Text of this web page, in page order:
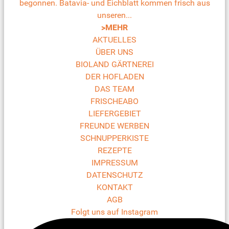
begonnen. Batavia- und Eichblatt kommen frisch aus
unseren...
>MEHR
AKTUELLES
ÜBER UNS
BIOLAND GÄRTNEREI
DER HOFLADEN
DAS TEAM
FRISCHEABO
LIEFERGEBIET
FREUNDE WERBEN
SCHNUPPERKISTE
REZEPTE
IMPRESSUM
DATENSCHUTZ
KONTAKT
AGB
Folgt uns auf Instagram